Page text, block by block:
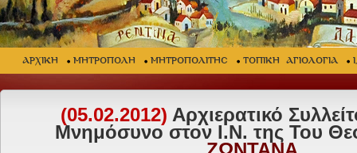
ΑΡΧΙΚΗ ΜΗΤΡΟΠΟΛΗ ΜΗΤΡΟΠΟΛΙΤΗΣ ΤΟΠΙΚΗ ΑΓΙΟΛΟΓΙΑ
(05.02.2012) Αρχιερατικό
Μνημόσυνο στον Ι.Ν. της Του